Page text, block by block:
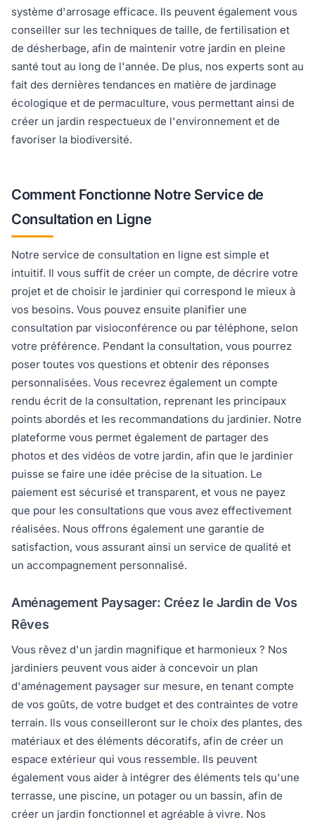
système d'arrosage efficace. Ils peuvent également vous
conseiller sur les techniques de taille, de fertilisation et
de désherbage, afin de maintenir votre jardin en pleine
santé tout au long de l'année. De plus, nos experts sont au
fait des dernières tendances en matière de jardinage
écologique et de permaculture, vous permettant ainsi de
créer un jardin respectueux de l'environnement et de
favoriser la biodiversité.
Comment Fonctionne Notre Service de
Consultation en Ligne
Notre service de consultation en ligne est simple et
intuitif. Il vous suffit de créer un compte, de décrire votre
projet et de choisir le jardinier qui correspond le mieux à
vos besoins. Vous pouvez ensuite planifier une
consultation par visioconférence ou par téléphone, selon
votre préférence. Pendant la consultation, vous pourrez
poser toutes vos questions et obtenir des réponses
personnalisées. Vous recevrez également un compte
rendu écrit de la consultation, reprenant les principaux
points abordés et les recommandations du jardinier. Notre
plateforme vous permet également de partager des
photos et des vidéos de votre jardin, afin que le jardinier
puisse se faire une idée précise de la situation. Le
paiement est sécurisé et transparent, et vous ne payez
que pour les consultations que vous avez effectivement
réalisées. Nous offrons également une garantie de
satisfaction, vous assurant ainsi un service de qualité et
un accompagnement personnalisé.
Aménagement Paysager: Créez le Jardin de Vos
Rêves
Vous rêvez d'un jardin magnifique et harmonieux ? Nos
jardiniers peuvent vous aider à concevoir un plan
d'aménagement paysager sur mesure, en tenant compte
de vos goûts, de votre budget et des contraintes de votre
terrain. Ils vous conseilleront sur le choix des plantes, des
matériaux et des éléments décoratifs, afin de créer un
espace extérieur qui vous ressemble. Ils peuvent
également vous aider à intégrer des éléments tels qu'une
terrasse, une piscine, un potager ou un bassin, afin de
créer un jardin fonctionnel et agréable à vivre. Nos